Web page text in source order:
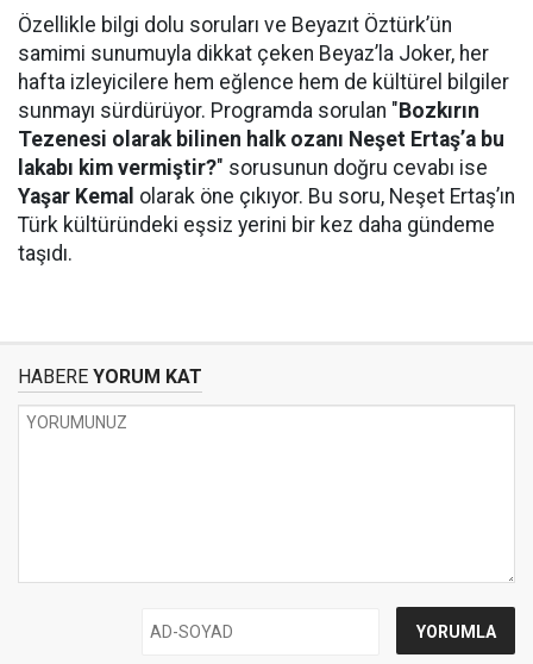
Özellikle bilgi dolu soruları ve Beyazıt Öztürk’ün
samimi sunumuyla dikkat çeken Beyaz’la Joker, her
hafta izleyicilere hem eğlence hem de kültürel bilgiler
sunmayı sürdürüyor. Programda sorulan " Bozkırın
Tezenesi olarak bilinen halk ozanı Neşet Ertaş’a bu
lakabı kim vermiştir?" sorusunun doğru cevabı ise
Yaşar Kemal olarak öne çıkıyor. Bu soru, Neşet Ertaş’ın
Türk kültüründeki eşsiz yerini bir kez daha gündeme
taşıdı.
HABERE YORUM KAT